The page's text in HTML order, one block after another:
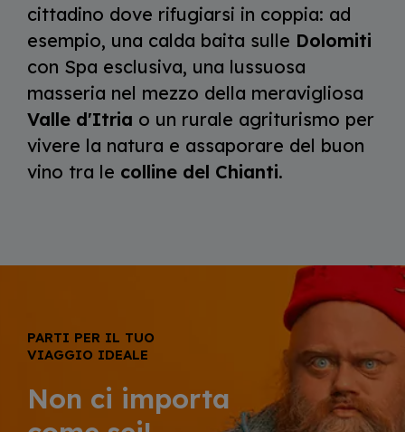
cittadino dove rifugiarsi in coppia: ad
esempio, una calda baita sulle Dolomiti
con Spa esclusiva, una lussuosa
masseria nel mezzo della meravigliosa
Valle d'Itria o un rurale agriturismo per
vivere la natura e assaporare del buon
vino tra le colline del Chianti.
PARTI PER IL TUO
VIAGGIO IDEALE
Non ci importa